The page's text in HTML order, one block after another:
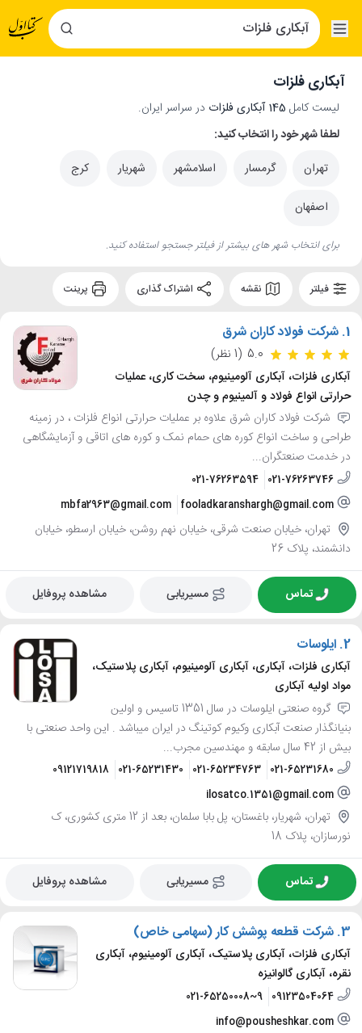
آبکاری فلزات
لیست کامل 145 آبکاری فلزات
در سراسر ایران.
لطفا شهر خود را انتخاب کنید:
تهران
گرمسار اسلامشهر شهریار کرج
اصفهان
برای انتخاب شهر های بیشتر از فیلتر جستجو استفاده کنید.
فیلتر نقشه
1. شرکت فولاد کاران شرق
5.0 (1 نظر)
آبکاری فلزات، آبکاری آلومینیوم، سخت کاری، عملیات
حرارتی انواع فولاد و آلمینیوم و چدن
شرکت فولاد کاران شرق علاوه بر عملیات حرارتی انواع فلزات ، در زمینه
طراحی و ساخت انواع کوره های حمام نمک و کوره های اتاقی و آزمایشگاهی
در خدمت صنعتگران...
021-76263746
021-76263594
fooladkaranshargh@gmail.com
mbfa2963@gmail.com
تهران، خیابان صنعت شرقی، خیابان نهم روشن، خیابان ارسطو، خیابان
دانشمند، پلاک 26
تماس مسیریابی مشاهده پروفایل
2. ایلوسات
آبکاری فلزات، آبکاری، آبکاری آلومینیوم، آبکاری پلاستیک،
مواد اولیه آبکاری
گروه صنعتی ایلوسات در سال 1351 تاسیس و اولین
بنیانگذار صنعت آبکاری وکیوم کوتینگ در ایران میباشد . این واحد صنعتی با
بیش از 42 سال سابقه و مهندسین مجرب...
021-65231680
021-65234763
021-65231430
09121719818
ilosatco.1351@gmail.com
تهران، شهریار، باغستان، پل بابا سلمان، بعد از 12 متری کشوری، ک
نورسازان، پلاک 18
تماس مسیریابی مشاهده پروفایل
3. شرکت قطعه پوشش کار (سهامی خاص)
آبکاری فلزات، آبکاری پلاستیک، آبکاری آلومینیوم، آبکاری
نقره، آبکاری گالوانیزه
09123504064
021-65250008~9
info@pousheshkar.com